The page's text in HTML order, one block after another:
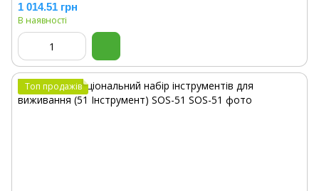
1 014.51 грн
В наявності
Топ продажів